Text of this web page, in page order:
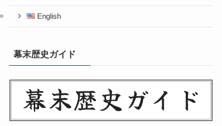
English
幕末歴史ガイド